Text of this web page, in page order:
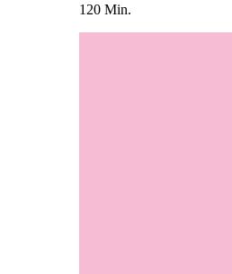
120 Min.